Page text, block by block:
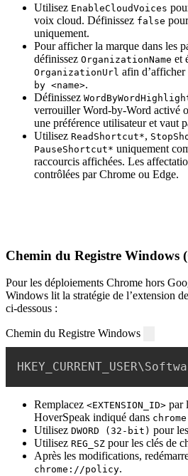
Utilisez EnableCloudVoices
voix cloud. Définissez false
uniquement.
Pour afficher la marque dans les
définissez OrganizationName et
OrganizationUrl afin d’afficher
by <name>.
Définissez
verrouiller Word-by-Word activé
une préférence utilisateur et vaut
Utilisez ReadShortcut*,
PauseShortcut* uniquement
raccourcis affichées. Les
contrôlées par Chrome ou Edge.
Chemin du Registre Windows
Pour les déploiements Chrome hors
Windows lit la stratégie de l’extension
ci-dessous :
Chemin du Registre Windows
Remplacez <EXTENSION_ID> par
HoverSpeak indiqué dans
Utilisez DWORD (32-bit) pour
Utilisez REG_SZ pour les clés de
Après les modifications,
chrome://policy.